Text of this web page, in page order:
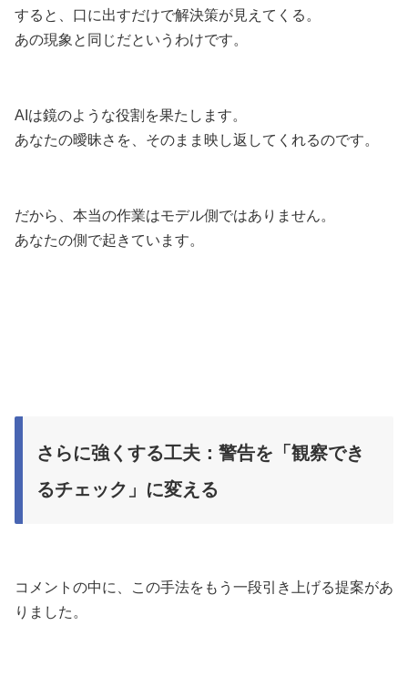
すると、口に出すだけで解決策が見えてくる。
あの現象と同じだというわけです。
AIは鏡のような役割を果たします。
あなたの曖昧さを、そのまま映し返してくれるのです。
だから、本当の作業はモデル側ではありません。
あなたの側で起きています。
さらに強くする工夫：警告を「観察でき
るチェック」に変える
コメントの中に、この手法をもう一段引き上げる提案があ
りました。